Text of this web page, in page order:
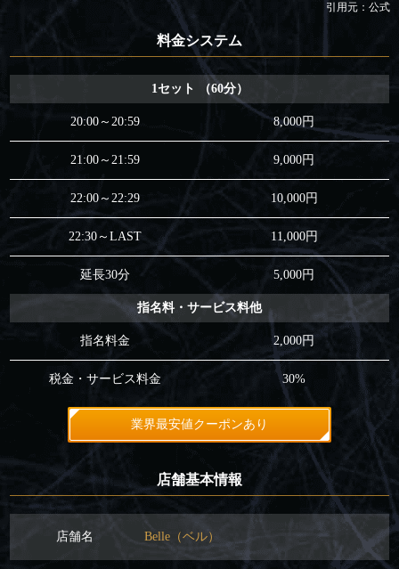
引用元：公式
料金システム
1セット （60分）
20:00～20:59 8,000円
21:00～21:59 9,000円
22:00～22:29 10,000円
22:30～LAST 11,000円
延長30分 5,000円
指名料・サービス料他
指名料金 2,000円
税金・サービス料金 30%
業界最安値クーポンあり
店舗基本情報
店舗名 Belle（ベル）